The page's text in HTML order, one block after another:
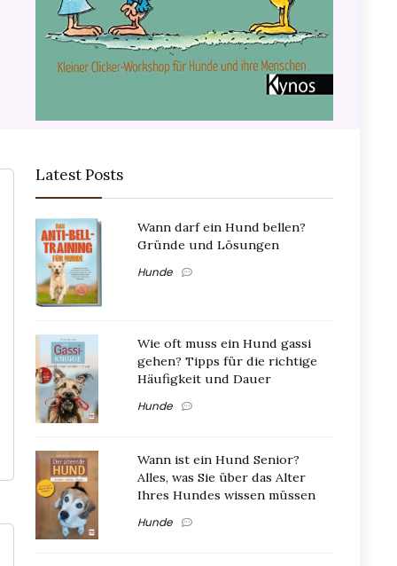
Latest Posts
Wann darf ein Hund bellen?
Gründe und Lösungen
Hunde
Wie oft muss ein Hund gassi
gehen? Tipps für die richtige
Häufigkeit und Dauer
Hunde
Wann ist ein Hund Senior?
Alles, was Sie über das Alter
Ihres Hundes wissen müssen
Hunde